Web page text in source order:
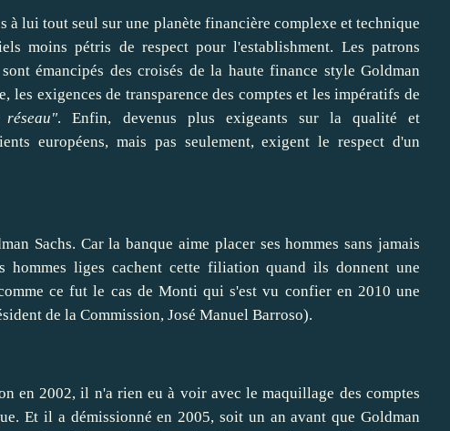
à lui tout seul sur une planète financière complexe et technique
moins pétris de respect pour l'establishment. Les patrons
émancipés des croisés de la haute finance style Goldman
les exigences de transparence des comptes et les impératifs de
réseau". Enfin, devenus plus exigeants sur la qualité et
européens, mais pas seulement, exigent le respect d'un
Sachs. Car la banque aime placerses hommes sans jamais
hommes liges cachent cette filiation quand ils donnent une
ce fut le cas de Monti qui s'est vu confieren 2010 une
de la Commission, José Manuel Barroso).
en 2002, il n'a rien eu à voiravec le maquillage des comptes
Et il a démissionné en 2005, soit un an avant que Goldman